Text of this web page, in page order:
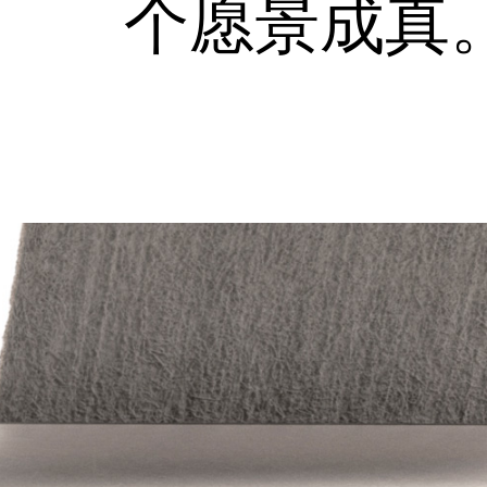
个愿景成真